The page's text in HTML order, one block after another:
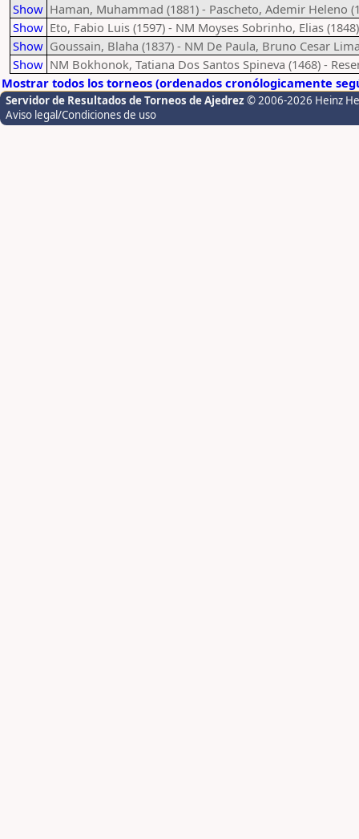
Show Haman, Muhammad (1881) - Pascheto, Ademir Heleno
Show Eto, Fabio Luis (1597) - NM Moyses Sobrinho, Elias (1848)
Show Goussain, Blaha (1837) - NM De Paula, Bruno Cesar
Show NM Bokhonok, Tatiana Dos Santos Spineva (1468) -
Mostrar todos los torneos (ordenados cronólogicamente
Servidor de Resultados de Torneos de Ajedrez © 2006-2026 Heinz
Aviso legal/Condiciones de uso